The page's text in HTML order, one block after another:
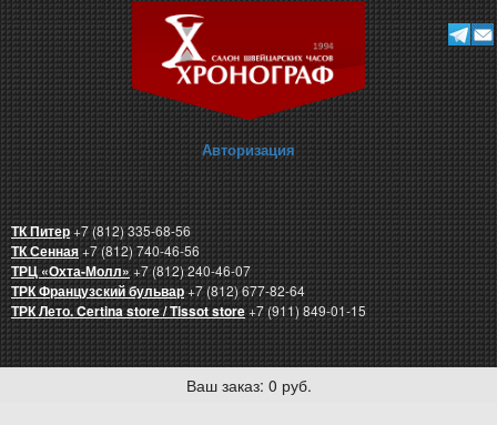
Авторизация
ТК Питер+7 (812) 335-68-56
ТК Сенная+7 (812) 740-46-56
ТРЦ «Охта-Молл»+7 (812) 240-46-07
ТРК Французский бульвар+7 (812) 677-82-64
ТРК Лето. Certina store / Tissot store+7 (911) 849-01-15
Ваш заказ: 0 руб.